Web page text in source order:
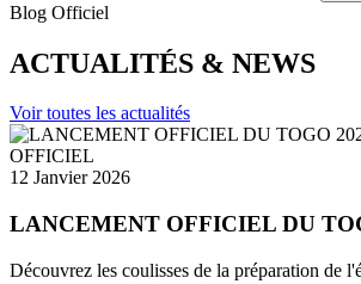
Blog Officiel
ACTUALITÉS & NEWS
Voir toutes les actualités
OFFICIEL
12 Janvier 2026
LANCEMENT OFFICIEL DU
Découvrez les coulisses de la préparation de